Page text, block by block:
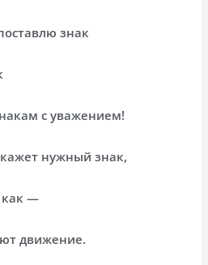
знак
с уважением!
нужный знак,
как —
движение.